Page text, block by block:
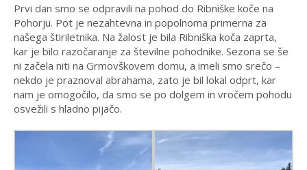
Prvi dan smo se odpravili na pohod do Ribniške koče na
Pohorju. Pot je nezahtevna in popolnoma primerna za
našega štiriletnika. Na žalost je bila Ribniška koča zaprta,
kar je bilo razočaranje za številne pohodnike. Sezona se še
ni začela niti na Grmovškovem domu, a imeli smo srečo –
nekdo je praznoval abrahama, zato je bil lokal odprt, kar
nam je omogočilo, da smo se po dolgem in vročem pohodu
osvežili s hladno pijačo.